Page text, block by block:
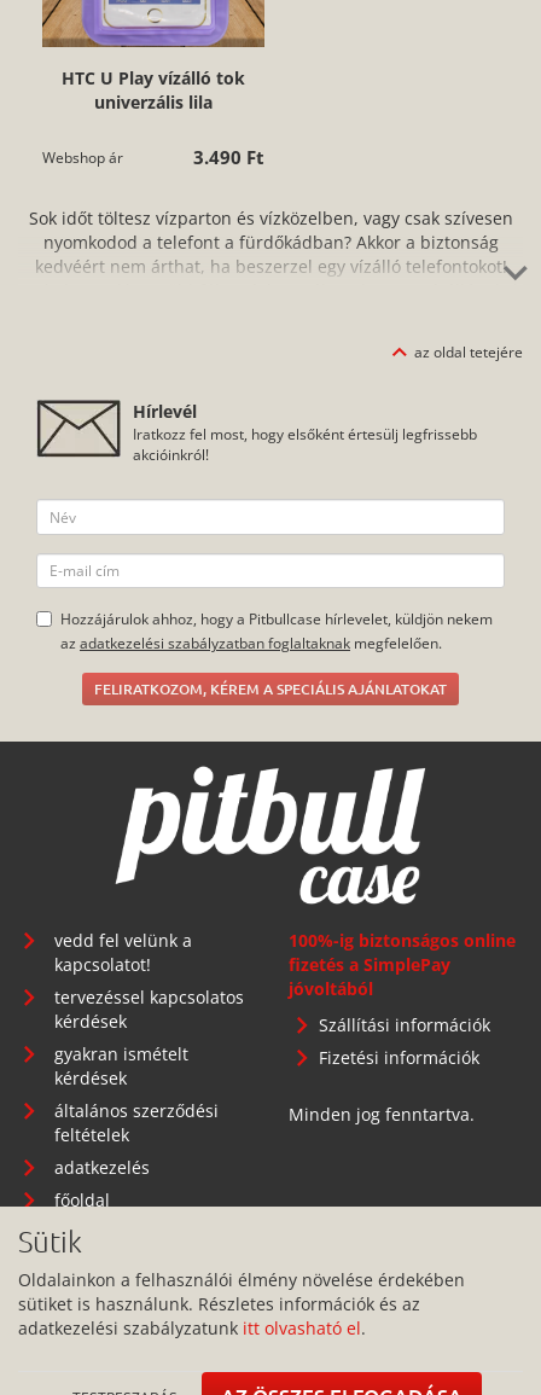
HTC U Play vízálló tok
univerzális lila
Webshop ár 3.490 Ft
Sok időt töltesz vízparton és vízközelben, vagy csak szívesen
nyomkodod a telefont a fürdőkádban? Akkor a biztonság
kedvéért nem árthat, ha beszerzel egy vízálló telefontokot!
vagy egyéb szennyeződésekről. Akárcsak a többi termékünk
nagyon könnyű felrakni őket a telefonra.
az oldal tetejére
Hírlevél
Iratkozz fel most, hogy elsőként értesülj legfrissebb
akcióinkról!
Hozzájárulok ahhoz, hogy a Pitbullcase hírlevelet, küldjön nekem
az adatkezelési szabályzatban foglaltaknak megfelelően.
FELIRATKOZOM, KÉREM A SPECIÁLIS AJÁNLATOKAT
vedd fel velünk a
kapcsolatot!
tervezéssel kapcsolatos
kérdések
gyakran ismételt
kérdések
általános szerződési
feltételek
adatkezelés
főoldal
100%-ig biztonságos online
fizetés a SimplePay
jóvoltából
Szállítási információk
Fizetési információk
Minden jog fenntartva.
Telephely: 1134 Budapest, Angyalföldi út 25.
info@pitbullcase.hu
+36706364305
Sütik
Oldalainkon a felhasználói élmény növelése érdekében
sütiket is használunk. Részletes információk és az
adatkezelési szabályzatunk itt olvasható el.